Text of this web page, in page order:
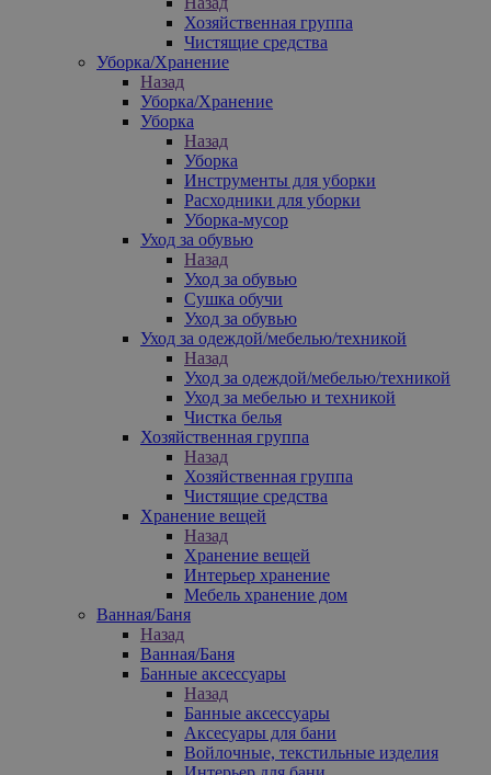
Хозяйственная группа
Чистящие средства
Уборка/Хранение
Назад
Уборка/Хранение
Уборка
Назад
Уборка
Инструменты для уборки
Расходники для уборки
Уборка-мусор
Уход за обувью
Назад
Уход за обувью
Сушка обучи
Уход за обувью
Уход за одеждой/мебелью/техникой
Назад
Уход за одеждой/мебелью/техникой
Уход за мебелью и техникой
Чистка белья
Хозяйственная группа
Назад
Хозяйственная группа
Чистящие средства
Хранение вещей
Назад
Хранение вещей
Интерьер хранение
Мебель хранение дом
Ванная/Баня
Назад
Ванная/Баня
Банные аксессуары
Назад
Банные аксессуары
Аксесуары для бани
Войлочные, текстильные изделия